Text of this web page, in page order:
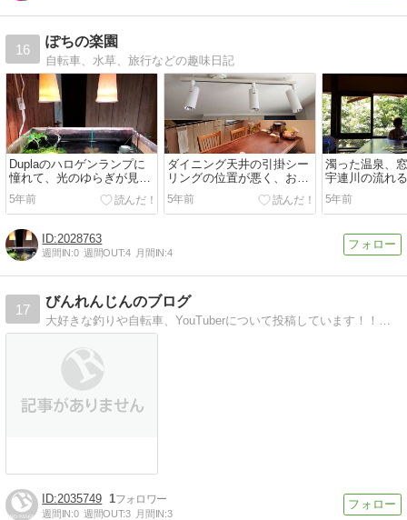
16
ぽちの楽園
自転車、水草、旅行などの趣味日記
Duplaのハロゲンランプに
憧れて、光のゆらぎが見た
くて
5年前
ダイニング天井の引掛シー
リングの位置が悪く、おし
ゃれなペンダント照明が設
置できない、どうしよう
5年前
濁った温泉、
宇連川の流れ
の風を堪能し
湯谷温泉「は
りの旅～
5年前
2028763
週間IN:0 週間OUT:4 月間IN:4
17
びんれんじんのブログ
2035749 1
週間IN:0 週間OUT:3 月間IN:3